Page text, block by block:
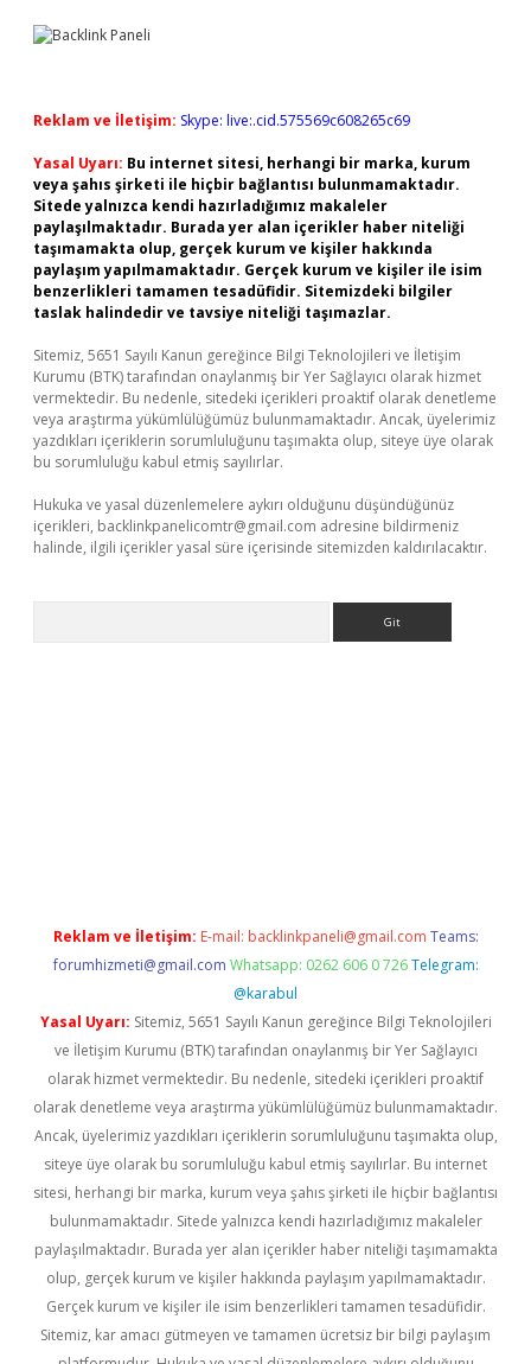
Reklam ve İletişim: Skype: live:.cid.575569c608265c69
Yasal Uyarı: Bu internet sitesi, herhangi bir marka, kurum
veya şahıs şirketi ile hiçbir bağlantısı bulunmamaktadır.
Sitede yalnızca kendi hazırladığımız makaleler
paylaşılmaktadır. Burada yer alan içerikler haber niteliği
taşımamakta olup, gerçek kurum ve kişiler hakkında
paylaşım yapılmamaktadır. Gerçek kurum ve kişiler ile isim
benzerlikleri tamamen tesadüfidir. Sitemizdeki bilgiler
taslak halindedir ve tavsiye niteliği taşımazlar.
Sitemiz, 5651 Sayılı Kanun gereğince Bilgi Teknolojileri ve İletişim
Kurumu (BTK) tarafından onaylanmış bir Yer Sağlayıcı olarak hizmet
vermektedir. Bu nedenle, sitedeki içerikleri proaktif olarak denetleme
veya araştırma yükümlülüğümüz bulunmamaktadır. Ancak, üyelerimiz
yazdıkları içeriklerin sorumluluğunu taşımakta olup, siteye üye olarak
bu sorumluluğu kabul etmiş sayılırlar.
Hukuka ve yasal düzenlemelere aykırı olduğunu düşündüğünüz
içerikleri, backlinkpanelicomtr@gmail.com adresine bildirmeniz
halinde, ilgili içerikler yasal süre içerisinde sitemizden kaldırılacaktır.
Reklam ve İletişim: E-mail: backlinkpaneli@gmail.com Teams:
forumhizmeti@gmail.com Whatsapp: 0262 606 0 726 Telegram:
@karabul
Yasal Uyarı: Sitemiz, 5651 Sayılı Kanun gereğince Bilgi Teknolojileri
ve İletişim Kurumu (BTK) tarafından onaylanmış bir Yer Sağlayıcı
olarak hizmet vermektedir. Bu nedenle, sitedeki içerikleri proaktif
olarak denetleme veya araştırma yükümlülüğümüz bulunmamaktadır.
Ancak, üyelerimiz yazdıkları içeriklerin sorumluluğunu taşımakta olup,
siteye üye olarak bu sorumluluğu kabul etmiş sayılırlar. Bu internet
sitesi, herhangi bir marka, kurum veya şahıs şirketi ile hiçbir bağlantısı
bulunmamaktadır. Sitede yalnızca kendi hazırladığımız makaleler
paylaşılmaktadır. Burada yer alan içerikler haber niteliği taşımamakta
olup, gerçek kurum ve kişiler hakkında paylaşım yapılmamaktadır.
Gerçek kurum ve kişiler ile isim benzerlikleri tamamen tesadüfidir.
Sitemiz, kar amacı gütmeyen ve tamamen ücretsiz bir bilgi paylaşım